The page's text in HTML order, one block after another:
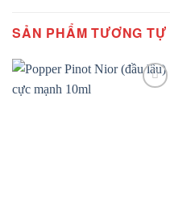
SẢN PHẨM TƯƠNG TỰ